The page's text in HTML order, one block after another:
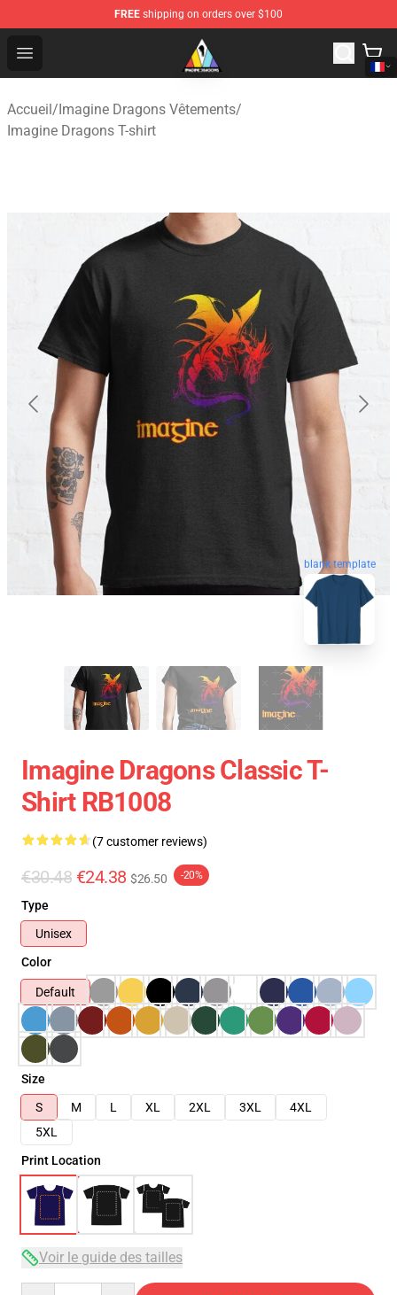
FREE shipping on orders over $100
Open menu
Imagine Dragons Store - Official Imagine Dragons
Accueil/Imagine Dragons Vêtements/
Imagine Dragons T-shirt
blank template
Imagine Dragons Classic T-
Shirt RB1008
(7 customer reviews)
€30.48 €24.38 $26.50 -20%
Type
Unisex
Color
Default
Size
S
M L XL 2XL 3XL
4XL
5XL
Print Location
Voir le guide des tailles